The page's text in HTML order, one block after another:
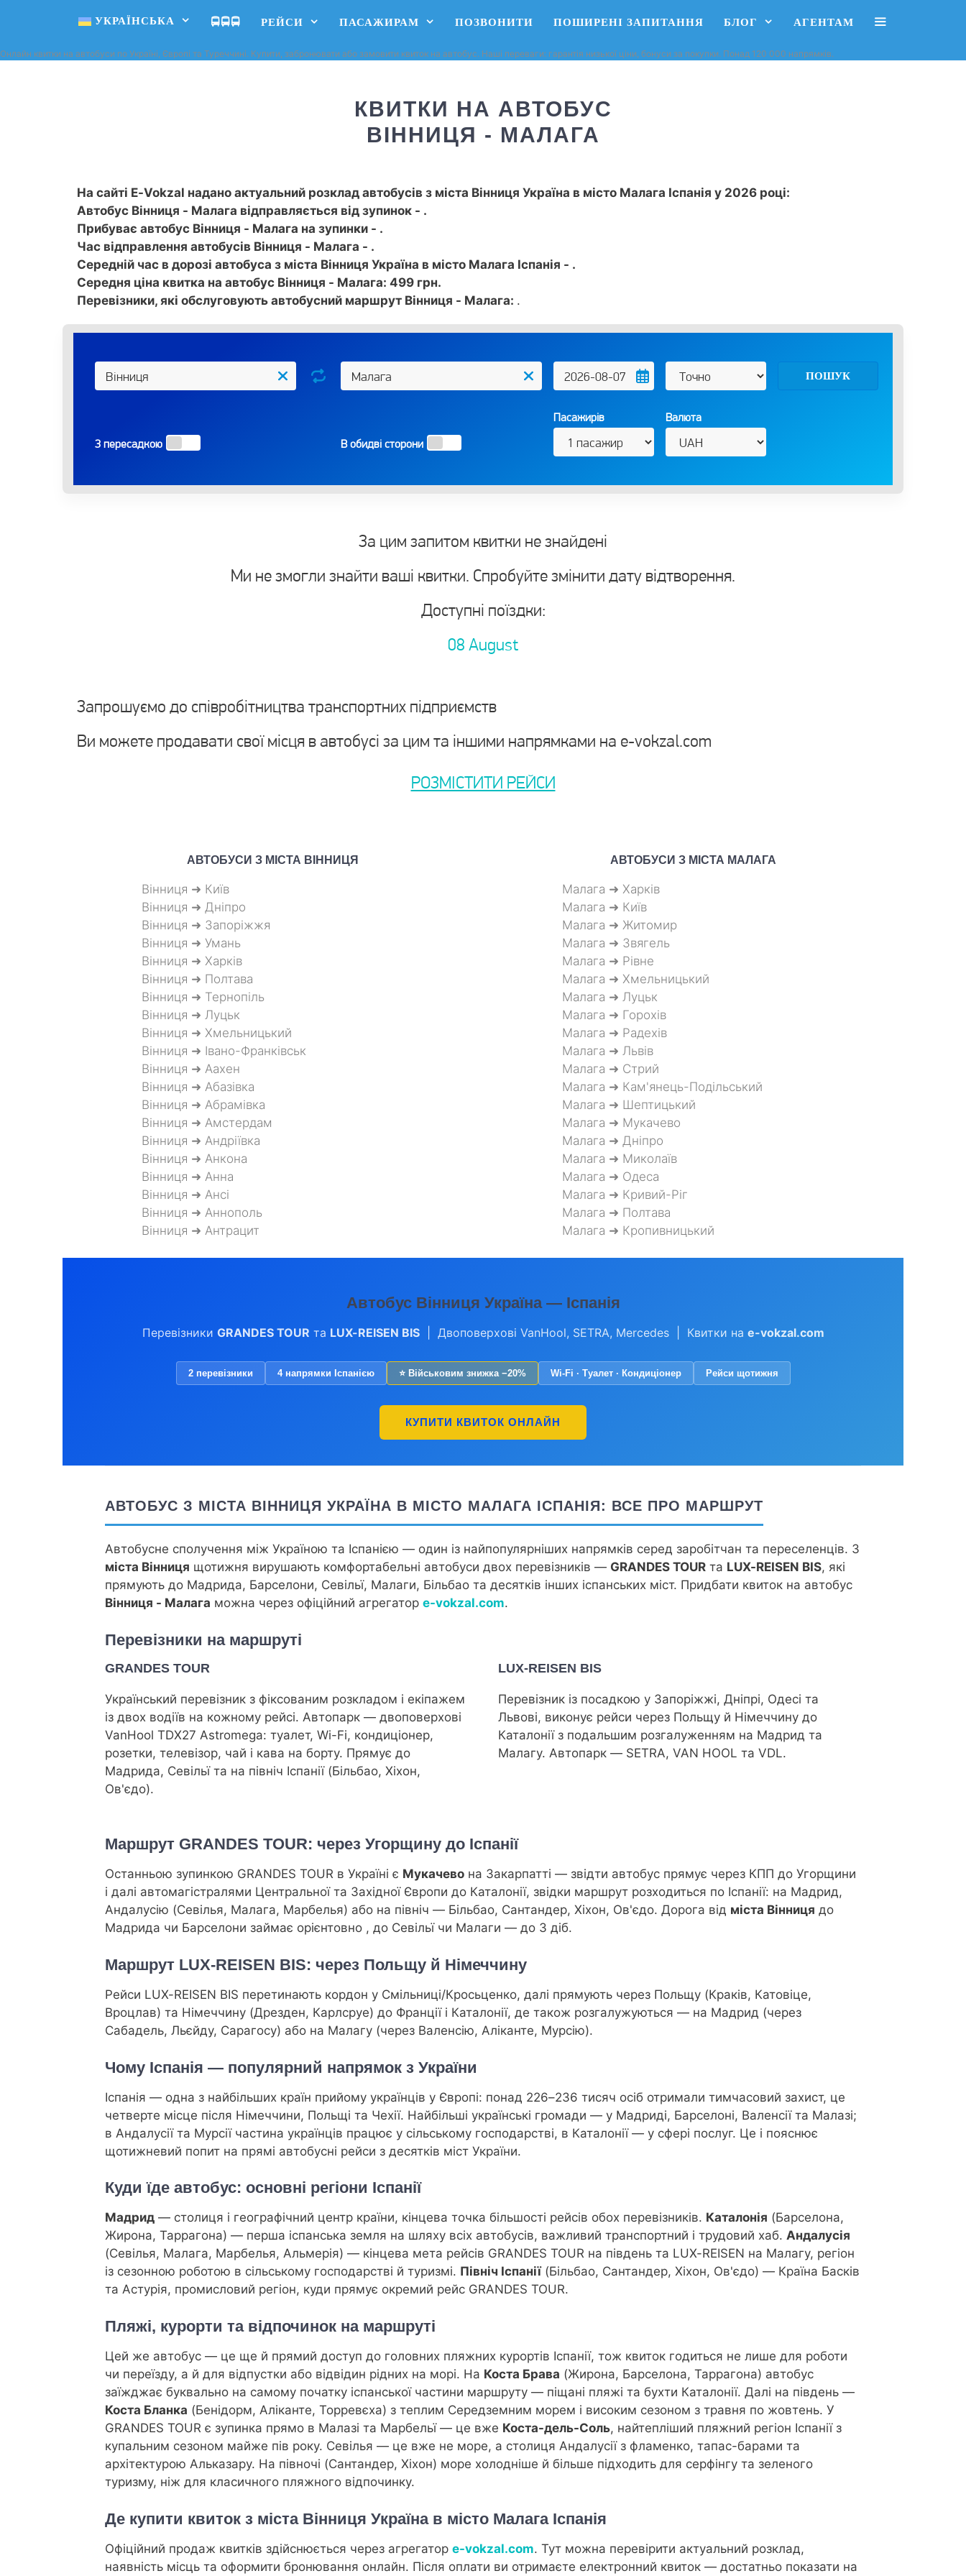
УКРАЇНСЬКА 🚍🚍🚍 РЕЙСИ ПАСАЖИРАМ ПОЗВОНИТИ ПОШИРЕНІ ЗАПИТАННЯ БЛОГ АГЕНТАМ
Онлайн квитки на автобуси по Україні, Європі та Туреччині. Купити, забронювати або замовити квиток на автобус. Наші переваги: ​​гарантія низької ціни, бонуси за покупки. Понад 120 000 напрямків.
КВИТКИ НА АВТОБУС
ВІННИЦЯ - МАЛАГА
На сайті E-Vokzal надано актуальний розклад автобусів з міста Вінниця Україна в місто Малага Іспанія у 2026 році:
Автобус Вінниця - Малага відправляється від зупинок - .
Прибуває автобус Вінниця - Малага на зупинки - .
Час відправлення автобусів Вінниця - Малага - .
Середній час в дорозі автобуса з міста Вінниця Україна в місто Малага Іспанія - .
Середня ціна квитка на автобус Вінниця - Малага: 499 грн.
Перевізники, які обслуговують автобусний маршрут Вінниця - Малага: .
ПОШУК
З пересадкою В обидві сторони
Пасажирів Валюта
За цим запитом квитки не знайдені
Ми не змогли знайти ваші квитки. Спробуйте змінити дату відтворення.
Доступні поїздки:
08 August
Запрошуємо до співробітництва транспортних підприємств
Ви можете продавати свої місця в автобусі за цим та іншими напрямками на e-vokzal.com
РОЗМІСТИТИ РЕЙСИ
АВТОБУСИ З МІСТА ВІННИЦЯ
Вінниця ➜ Київ
Вінниця ➜ Дніпро
Вінниця ➜ Запоріжжя
Вінниця ➜ Умань
Вінниця ➜ Харків
Вінниця ➜ Полтава
Вінниця ➜ Тернопіль
Вінниця ➜ Луцьк
Вінниця ➜ Хмельницький
Вінниця ➜ Івано-Франківськ
Вінниця ➜ Аахен
Вінниця ➜ Абазівка
Вінниця ➜ Абрамівка
Вінниця ➜ Амстердам
Вінниця ➜ Андріївка
Вінниця ➜ Анкона
Вінниця ➜ Анна
Вінниця ➜ Ансі
Вінниця ➜ Аннополь
Вінниця ➜ Антрацит
АВТОБУСИ З МІСТА МАЛАГА
Малага ➜ Харків
Малага ➜ Київ
Малага ➜ Житомир
Малага ➜ Звягель
Малага ➜ Рівне
Малага ➜ Хмельницький
Малага ➜ Луцьк
Малага ➜ Горохів
Малага ➜ Радехів
Малага ➜ Львів
Малага ➜ Стрий
Малага ➜ Кам'янець-Подільський
Малага ➜ Шептицький
Малага ➜ Мукачево
Малага ➜ Дніпро
Малага ➜ Миколаїв
Малага ➜ Одеса
Малага ➜ Кривий-Ріг
Малага ➜ Полтава
Малага ➜ Кропивницький
Автобус Вінниця Україна — Іспанія
Перевізники GRANDES TOUR та LUX-REISEN BIS| Двоповерхові VanHool, SETRA, Mercedes | Квитки на e-vokzal.com
2 перевізники 4 напрямки Іспанією ⭐ Військовим знижка −20% Wi-Fi · Туалет · Кондиціонер Рейси щотижня
КУПИТИ КВИТОК ОНЛАЙН
АВТОБУС З МІСТА ВІННИЦЯ УКРАЇНА В МІСТО МАЛАГА ІСПАНІЯ: ВСЕ ПРО МАРШРУТ
Автобусне сполучення між Україною та Іспанією — один із найпопулярніших напрямків серед заробітчан та переселенців. З
міста Вінниця щотижня вирушають комфортабельні автобуси двох перевізників — GRANDES TOUR та LUX-REISEN BIS, які
прямують до Мадрида, Барселони, Севільї, Малаги, Більбао та десятків інших іспанських міст. Придбати квиток на автобус
Вінниця - Малага можна через офіційний агрегатор e-vokzal.com.
Перевізники на маршруті
GRANDES TOUR
Український перевізник з фіксованим розкладом і екіпажем
із двох водіїв на кожному рейсі. Автопарк — двоповерхові
VanHool TDX27 Astromega: туалет, Wi-Fi, кондиціонер,
розетки, телевізор, чай і кава на борту. Прямує до
Мадрида, Севільї та на північ Іспанії (Більбао, Хіхон,
Ов'єдо).
LUX-REISEN BIS
Перевізник із посадкою у Запоріжжі, Дніпрі, Одесі та
Львові, виконує рейси через Польщу й Німеччину до
Каталонії з подальшим розгалуженням на Мадрид та
Малагу. Автопарк — SETRA, VAN HOOL та VDL.
Маршрут GRANDES TOUR: через Угорщину до Іспанії
Останньою зупинкою GRANDES TOUR в Україні є Мукачево на Закарпатті — звідти автобус прямує через КПП до Угорщини
і далі автомагістралями Центральної та Західної Європи до Каталонії, звідки маршрут розходиться по Іспанії: на Мадрид,
Андалусію (Севілья, Малага, Марбелья) або на північ — Більбао, Сантандер, Хіхон, Ов'єдо. Дорога від міста Вінниця до
Мадрида чи Барселони займає орієнтовно , до Севільї чи Малаги — до 3 діб.
Маршрут LUX-REISEN BIS: через Польщу й Німеччину
Рейси LUX-REISEN BIS перетинають кордон у Смільниці/Кросьценко, далі прямують через Польщу (Краків, Катовіце,
Вроцлав) та Німеччину (Дрезден, Карлсруе) до Франції і Каталонії, де також розгалужуються — на Мадрид (через
Сабадель, Льєйду, Сарагосу) або на Малагу (через Валенсію, Аліканте, Мурсію).
Чому Іспанія — популярний напрямок з України
Іспанія — одна з найбільших країн прийому українців у Європі: понад 226–236 тисяч осіб отримали тимчасовий захист, це
четверте місце після Німеччини, Польщі та Чехії. Найбільші українські громади — у Мадриді, Барселоні, Валенсії та Малазі;
в Андалусії та Мурсії частина українців працює у сільському господарстві, в Каталонії — у сфері послуг. Це і пояснює
щотижневий попит на прямі автобусні рейси з десятків міст України.
Куди їде автобус: основні регіони Іспанії
Мадрид — столиця і географічний центр країни, кінцева точка більшості рейсів обох перевізників. Каталонія (Барселона,
Жирона, Таррагона) — перша іспанська земля на шляху всіх автобусів, важливий транспортний і трудовий хаб. Андалусія
(Севілья, Малага, Марбелья, Альмерія) — кінцева мета рейсів GRANDES TOUR на південь та LUX-REISEN на Малагу, регіон
із сезонною роботою в сільському господарстві й туризмі. Північ Іспанії(Більбао, Сантандер, Хіхон, Ов'єдо) — Країна Басків
та Астурія, промисловий регіон, куди прямує окремий рейс GRANDES TOUR.
Пляжі, курорти та відпочинок на маршруті
Цей же автобус — це ще й прямий доступ до головних пляжних курортів Іспанії, тож квиток годиться не лише для роботи
чи переїзду, а й для відпустки або відвідин рідних на морі. На Костa Брава (Жирона, Барселона, Таррагона) автобус
заїжджає буквально на самому початку іспанської частини маршруту — піщані пляжі та бухти Каталонії. Далі на південь —
Коста Бланка (Бенідорм, Аліканте, Торревєха) з теплим Середземним морем і високим сезоном з травня по жовтень. У
GRANDES TOUR є зупинка прямо в Малазі та Марбельї — це вже Коста-дель-Соль, найтепліший пляжний регіон Іспанії з
купальним сезоном майже пів року. Севілья — це вже не море, а столиця Андалусії з фламенко, тапас-барами та
архітектурою Альказару. На півночі (Сантандер, Хіхон) море холодніше й більше підходить для серфінгу та зеленого
туризму, ніж для класичного пляжного відпочинку.
Де купити квиток з міста Вінниця Україна в місто Малага Іспанія
Офіційний продаж квитків здійснюється через агрегатор e-vokzal.com. Тут можна перевірити актуальний розклад,
наявність місць та оформити бронювання онлайн. Після оплати ви отримаєте електронний квиток — достатньо показати на